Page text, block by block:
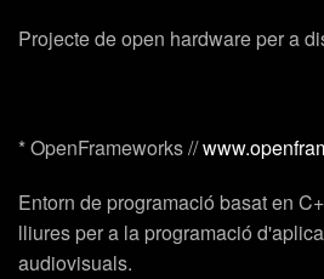
Projecte de open hardware per a
*OpenFrameworks//
Entorn de programació basat en
lliures per a la programació
audiovisuals.